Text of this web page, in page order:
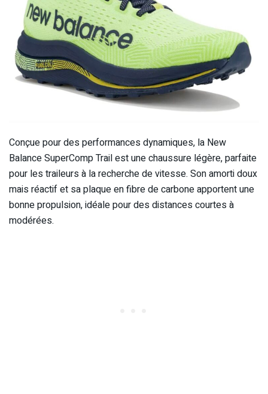
Conçue pour des performances dynamiques, la New
Balance SuperComp Trail est une chaussure légère, parfaite
pour les traileurs à la recherche de vitesse. Son amorti doux
mais réactif et sa plaque en fibre de carbone apportent une
bonne propulsion, idéale pour des distances courtes à
modérées.